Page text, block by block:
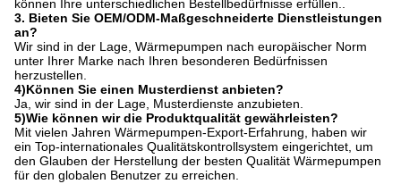
können Ihre unterschiedlichen Bestellbedürfnisse erfüllen..
3. Bieten Sie OEM/ODM-Maßgeschneiderte Dienstleistungen
an?
Wir sind in der Lage, Wärmepumpen nach europäischer Norm
unter Ihrer Marke nach Ihren besonderen Bedürfnissen
herzustellen.
4)Können Sie einen Musterdienst anbieten?
Ja, wir sind in der Lage, Musterdienste anzubieten.
5)Wie können wir die Produktqualität gewährleisten?
Mit vielen Jahren Wärmepumpen-Export-Erfahrung, haben wir
ein Top-internationales Qualitätskontrollsystem eingerichtet, um
den Glauben der Herstellung der besten Qualität Wärmepumpen
für den globalen Benutzer zu erreichen.